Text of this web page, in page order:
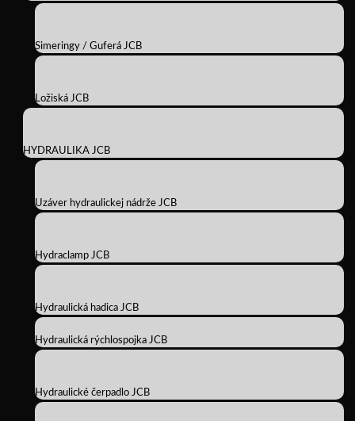
Simeringy / Guferá JCB
Ložiská JCB
HYDRAULIKA JCB
Uzáver hydraulickej nádrže JCB
Hydraclamp JCB
Hydraulická hadica JCB
Hydraulická rýchlospojka JCB
Hydraulické čerpadlo JCB